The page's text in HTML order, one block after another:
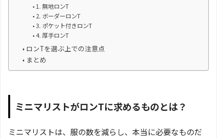
1. 無地ロンT
2. ボーダーロンT
3. ポケット付きロンT
4. 厚手ロンT
ロンTを選ぶ上での注意点
まとめ
ミニマリストがロンTに求めるものとは？
ミニマリストは、服の数を減らし、本当に必要なものだ